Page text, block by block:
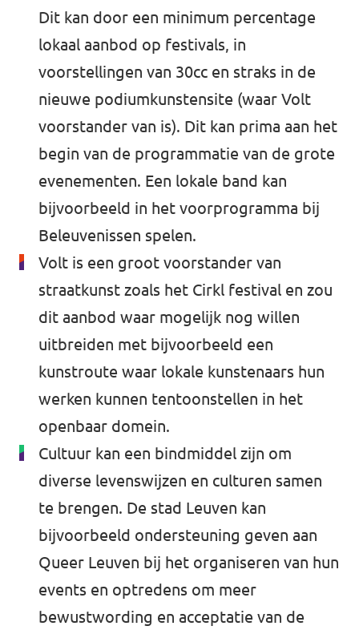
Dit kan door een minimum percentage
lokaal aanbod op festivals, in
voorstellingen van 30cc en straks in de
nieuwe podiumkunstensite (waar Volt
voorstander van is). Dit kan prima aan het
begin van de programmatie van de grote
evenementen. Een lokale band kan
bijvoorbeeld in het voorprogramma bij
Beleuvenissen spelen.
Volt is een groot voorstander van
straatkunst zoals het Cirkl festival en zou
dit aanbod waar mogelijk nog willen
uitbreiden met bijvoorbeeld een
kunstroute waar lokale kunstenaars hun
werken kunnen tentoonstellen in het
openbaar domein.
Cultuur kan een bindmiddel zijn om
diverse levenswijzen en culturen samen
te brengen. De stad Leuven kan
bijvoorbeeld ondersteuning geven aan
Queer Leuven bij het organiseren van hun
events en optredens om meer
bewustwording en acceptatie van de